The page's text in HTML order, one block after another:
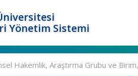
Yönetim Sistemi